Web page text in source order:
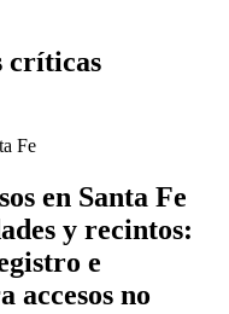
críticas
Fe
en Santa Fe
y recintos:
e
accesos no